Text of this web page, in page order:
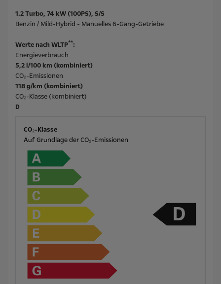
1.2 Turbo, 74 kW (100PS), S/S
Benzin / Mild-Hybrid - Manuelles 6-Gang-Getriebe
Werte nach WLTP**:
Energieverbrauch
5,2 l/100 km (kombiniert)
CO₂-Emissionen
118 g/km (kombiniert)
CO₂-Klasse (kombiniert)
D
CO₂-Klasse
Auf Grundlage der CO₂-Emissionen